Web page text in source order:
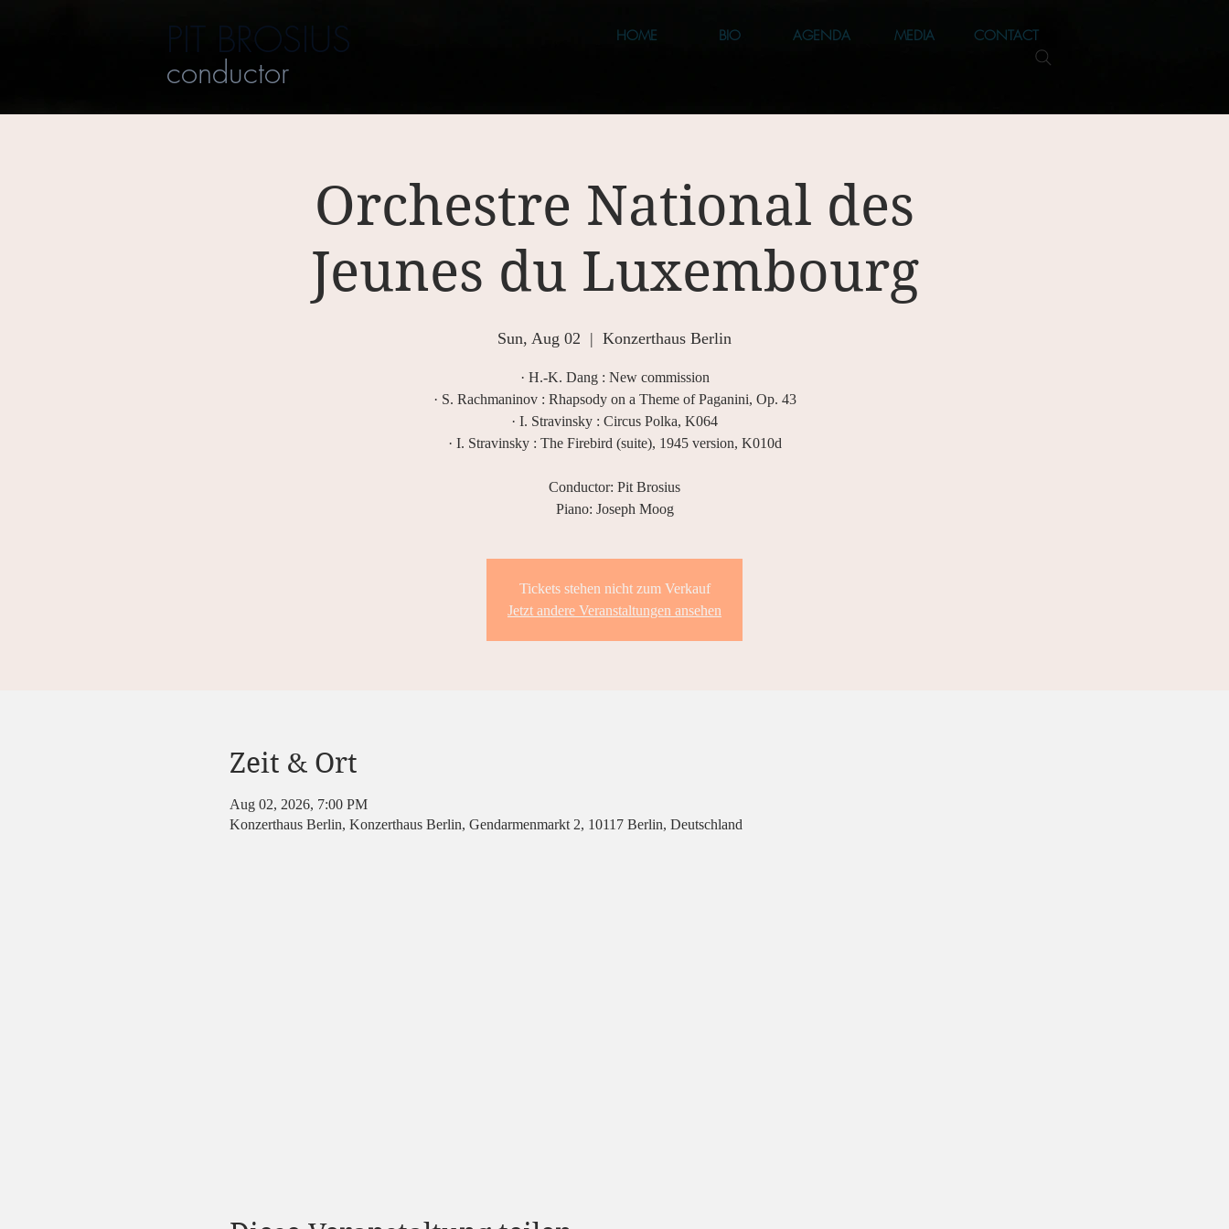
PIT BROSIUS
conductor
HOME BIO AGENDA MEDIA CONTACT
Orchestre National des
Jeunes du Luxembourg
Sun, Aug 02
  |
Konzerthaus Berlin
· H.-K. Dang : New commission
· S. Rachmaninov : Rhapsody on a Theme of Paganini, Op. 43
· I. Stravinsky : Circus Polka, K064
· I. Stravinsky : The Firebird (suite), 1945 version, K010d
Conductor: Pit Brosius
Piano: Joseph Moog
Tickets stehen nicht zum Verkauf
Jetzt andere Veranstaltungen ansehen
Zeit & Ort
Aug 02, 2026, 7:00 PM
Konzerthaus Berlin, Konzerthaus Berlin, Gendarmenmarkt 2, 10117 Berlin, Deutschland